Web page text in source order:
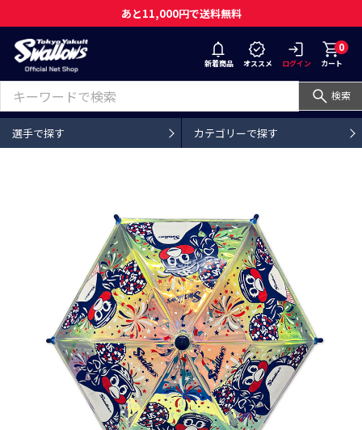
あと11,000円で送料無料
新着商品 オススメ ログイン
0
カート
検索
選手で探す カテゴリーで探す